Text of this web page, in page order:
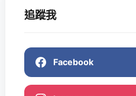
追蹤我
Facebook